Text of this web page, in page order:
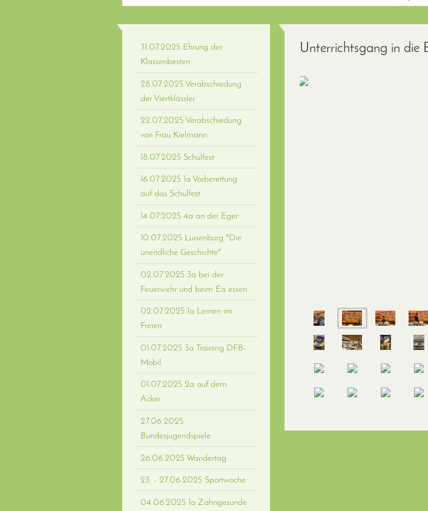
Unterrichtsgang in die
31.07.2025 Ehrung der
Klassenbesten
28.07.2025 Verabschiedung
der Viertklässler
22.07.2025 Verabschiedung
von Frau Kielmann
18.07.2025 Schulfest
16.07.2025 1a Vorbereitung
auf das Schulfest
14.07.2025 4a an der Eger
10.07.2025 Luisenburg "Die
unendliche Geschichte"
02.07.2025 3a bei der
Feuerwehr und beim Eis essen
02.07.2025 1a Lernen im
Freien
01.07.2025 3a Training DFB-
Mobil
01.07.2025 2a auf dem
Acker
27.06.2025
Bundesjugendspiele
26.06.2025 Wandertag
23. - 27.06.2025 Sportwoche
04.06.2025 1a Zahngesunde